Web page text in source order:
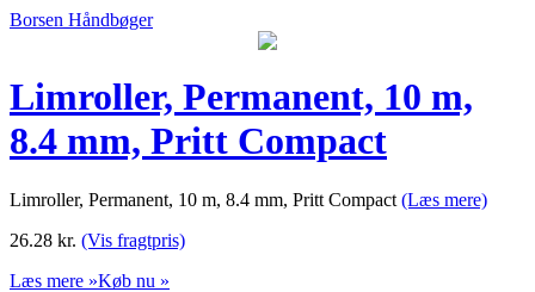
Borsen Håndbøger
Limroller, Permanent, 10 m,
8.4 mm, Pritt Compact
Limroller, Permanent, 10 m, 8.4 mm, Pritt Compact (Læs mere)
26.28 kr. (Vis fragtpris)
Læs mere »Køb nu »